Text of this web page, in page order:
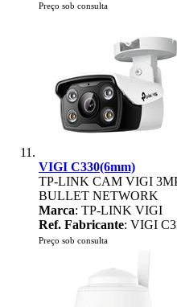
Preço sob consulta
VIGI C330(6mm)
TP-LINK CAM VIGI
BULLET NETWORK
Marca: TP-LINK VIGI
Ref. Fabricante: VIGI
Preço sob consulta